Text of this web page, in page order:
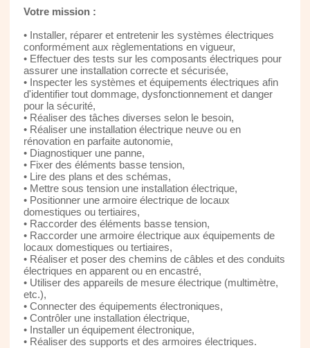
Votre mission :
• Installer, réparer et entretenir les systèmes électriques
conformément aux règlementations en vigueur,
• Effectuer des tests sur les composants électriques pour
assurer une installation correcte et sécurisée,
• Inspecter les systèmes et équipements électriques afin
d'identifier tout dommage, dysfonctionnement et danger
pour la sécurité,
• Réaliser des tâches diverses selon le besoin,
• Réaliser une installation électrique neuve ou en
rénovation en parfaite autonomie,
• Diagnostiquer une panne,
• Fixer des éléments basse tension,
• Lire des plans et des schémas,
• Mettre sous tension une installation électrique,
• Positionner une armoire électrique de locaux
domestiques ou tertiaires,
• Raccorder des éléments basse tension,
• Raccorder une armoire électrique aux équipements de
locaux domestiques ou tertiaires,
• Réaliser et poser des chemins de câbles et des conduits
électriques en apparent ou en encastré,
• Utiliser des appareils de mesure électrique (multimètre,
etc.),
• Connecter des équipements électroniques,
• Contrôler une installation électrique,
• Installer un équipement électronique,
• Réaliser des supports et des armoires électriques.